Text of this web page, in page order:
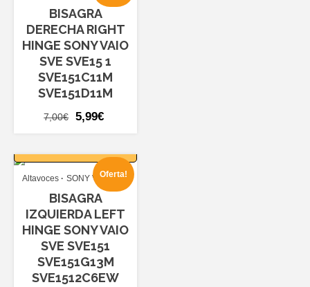
BISAGRA
DERECHA RIGHT
HINGE SONY VAIO
SVE SVE15 1
SVE151C11M
SVE151D11M
7,00€
El
era:
7,00€.
5,99€
5,99€.
Oferta!
Altavoces SONY VAIO SVE
BISAGRA
IZQUIERDA LEFT
HINGE SONY VAIO
SVE SVE151
SVE151G13M
SVE1512C6EW